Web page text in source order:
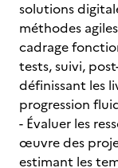
solutions
méthodes
cadrage
tests, suivi,
définissant les
progression
- Évaluer les
œuvre des
estimant les